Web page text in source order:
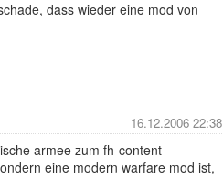
dass wieder eine mod von
16.12.2006 22:38
armee zum fh-content
eine modern warfare mod ist,